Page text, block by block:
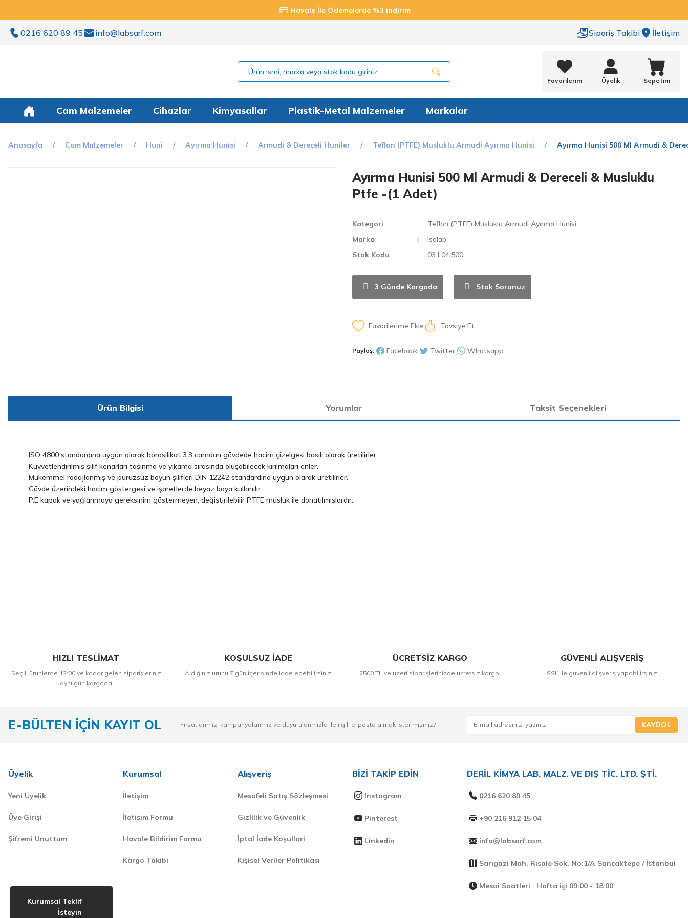
Havale İle Ödemelerde %3 indirim
0216 620 89 45 info@labsarf.com Sipariş Takibi İletişim
Favorilerim Üyelik Sepetim
Cam Malzemeler Cihazlar Kimyasallar Plastik-Metal Malzemeler Markalar
Anasayfa Cam Malzemeler Huni Ayırma Hunisi Armudi & Dereceli Huniler Teflon (PTFE) Musluklu Armudi Ayırma Hunisi Ayırma Hunisi 500 Ml Armudi &
Ayırma Hunisi 500 Ml Armudi & Dereceli & Musluklu
Ptfe -(1 Adet)
Kategori
Teflon (PTFE) Musluklu Armudi Ayırma Hunisi
Marka
Isolab
Stok Kodu
031.04.500
3 Günde Kargoda Stok Sorunuz
Tavsiye Et
Paylaş: Facebook Twitter Whatsapp
Ürün Bilgisi Yorumlar Taksit Seçenekleri
ISO 4800 standardına uygun olarak borosilikat 3.3 camdan gövdede hacim çizelgesi basılı olarak üretilirler.
Kuvvetlendirilmiş şilif kenarları taşınma ve yıkama sırasında oluşabilecek kırılmaları önler.
Mükemmel rodajlanmış ve pürüzsüz boyun şilifleri DIN 12242 standardına uygun olarak üretilirler.
Gövde üzerindeki hacim göstergesi ve işaretlerde beyaz boya kullanılır.
P.E kapak ve yağlanmaya gereksinim göstermeyen, değiştirilebilir PTFE musluk ile donatılmışlardır.
HIZLI TESLİMAT
Seçili ürünlerde 12:00 ye kadar gelen siparişleriniz
aynı gün kargoda
KOŞULSUZ İADE
Aldığınız ürünü 7 gün içerisinde iade edebilirsiniz
ÜCRETSİZ KARGO
2500 TL ve üzeri siparişlerinizde ücretsiz kargo!
GÜVENLİ ALIŞVERİŞ
SSL ile güvenli alışveriş yapabilirsiniz
E-BÜLTEN İÇİN KAYIT OL Fırsatlarımız, kampanyalarımız ve duyurularımızla ile ilgili e-posta almak ister misiniz? KAYDOL
Üyelik
Yeni Üyelik
Üye Girişi
Şifremi Unuttum
Kurumsal
İletişim
İletişim Formu
Havale Bildirim Formu
Kargo Takibi
Alışveriş
Mesafeli Satış Sözleşmesi
Gizlilik ve Güvenlik
İptal İade Koşullari
Kişisel Veriler Politikası
BİZİ TAKİP EDİN
Instagram
Pinterest
Linkedin
DERİL KİMYA LAB. MALZ. VE DIŞ TİC. LTD. ŞTİ.
0216 620 89 45
+90 216 912 15 04
info@labsarf.com
Sarıgazi Mah. Risale Sok. No:1/A Sancaktepe / İstanbul
Mesai Saatleri : Hafta içi 09:00 - 18:00
Kurumsal Teklif
İsteyin